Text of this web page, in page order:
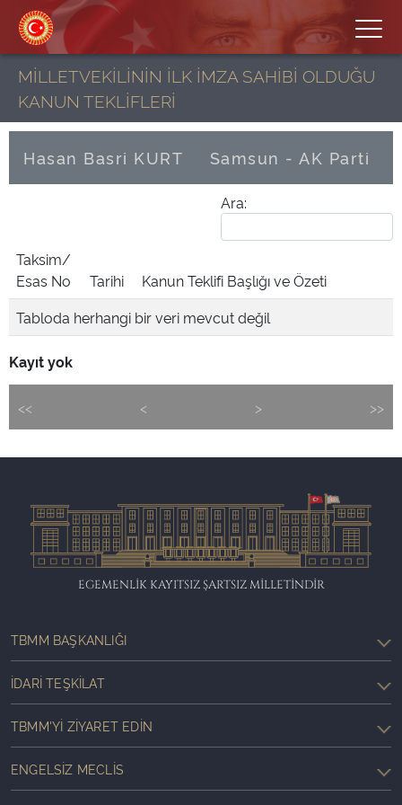
MİLLETVEKİLİNİN İLK İMZA SAHİBİ OLDUĞU
KANUN TEKLİFLERİ
Hasan Basri KURT Samsun - AK Parti
Ara:
Taksim/
Esas No
Tarihi
Kanun Teklifi Başlığı ve Özeti
Tabloda herhangi bir veri mevcut değil
Kayıt yok
<< < > >>
EGEMENLİK KAYITSIZ ŞARTSIZ MİLLETİNDİR
TBMM BAŞKANLIĞI
İDARI TEŞKILAT
TBMM'YI ZIYARET EDIN
ENGELSIZ MECLIS